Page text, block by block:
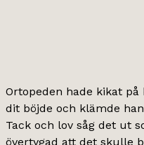
Ortopeden hade kikat
dit böjde och klämde
Tack och lov såg det ut
övertygad att det skulle